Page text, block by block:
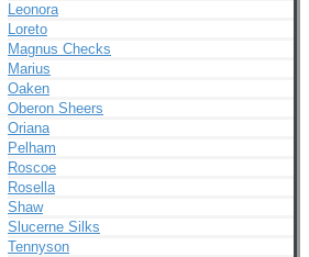
Leonora
Loreto
Magnus Checks
Marius
Oaken
Oberon Sheers
Oriana
Pelham
Roscoe
Rosella
Shaw
Slucerne Silks
Tennyson